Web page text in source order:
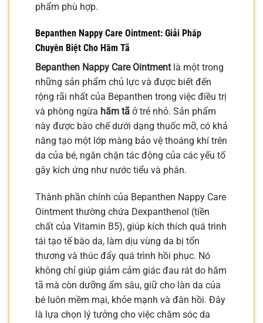
phẩm phù hợp.
Bepanthen Nappy Care Ointment: Giải Pháp
Chuyên Biệt Cho Hăm Tã
Bepanthen Nappy Care Ointmentlà một trong
những sản phẩm chủ lực và được biết đến
rộng rãi nhất của Bepanthen trong việc điều trị
và phòng ngừa hăm tã ở trẻ nhỏ. Sản phẩm
này được bào chế dưới dạng thuốc mỡ, có khả
năng tạo một lớp màng bảo vệ thoáng khí trên
da của bé, ngăn chặn tác động của các yếu tố
gây kích ứng như nước tiểu và phân.
Thành phần chính của Bepanthen Nappy Care
Ointment thường chứa Dexpanthenol (tiền
chất của Vitamin B5), giúp kích thích quá trình
tái tạo tế bào da, làm dịu vùng da bị tổn
thương và thúc đẩy quá trình hồi phục. Nó
không chỉ giúp giảm cảm giác đau rát do hăm
tã mà còn dưỡng ẩm sâu, giữ cho làn da của
bé luôn mềm mại, khỏe mạnh và đàn hồi. Đây
là lựa chọn lý tưởng cho việc chăm sóc da